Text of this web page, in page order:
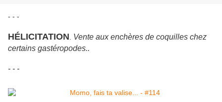
- - -
HÉLICITATION Vente aux enchères de coquilles chez
certains gastéropodes..
- - -